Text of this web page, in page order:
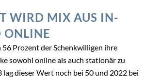
WIRD MIX AUS IN-
ONLINE
Prozent der Schenkwilligen ihre
sowohl online als auch stationär zu
lag dieser Wert noch bei 50 und 2022 bei